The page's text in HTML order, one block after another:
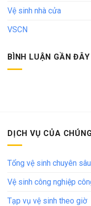
Vệ sinh nhà cửa
VSCN
BÌNH LUẬN GẦN ĐÂY
DỊCH VỤ CỦA
Tổng vệ sinh chuyên
Vệ sinh công nghiệp
Tạp vụ vệ sinh theo giờ